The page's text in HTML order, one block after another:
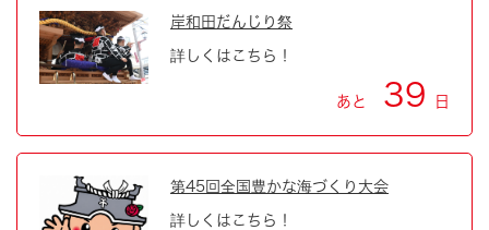
岸和田だんじり祭
詳しくはこちら！
あと 39 日
第45回全国豊かな海づくり大会
詳しくはこちら！